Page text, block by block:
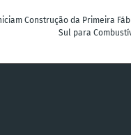
Construção da Primeira
Sul para